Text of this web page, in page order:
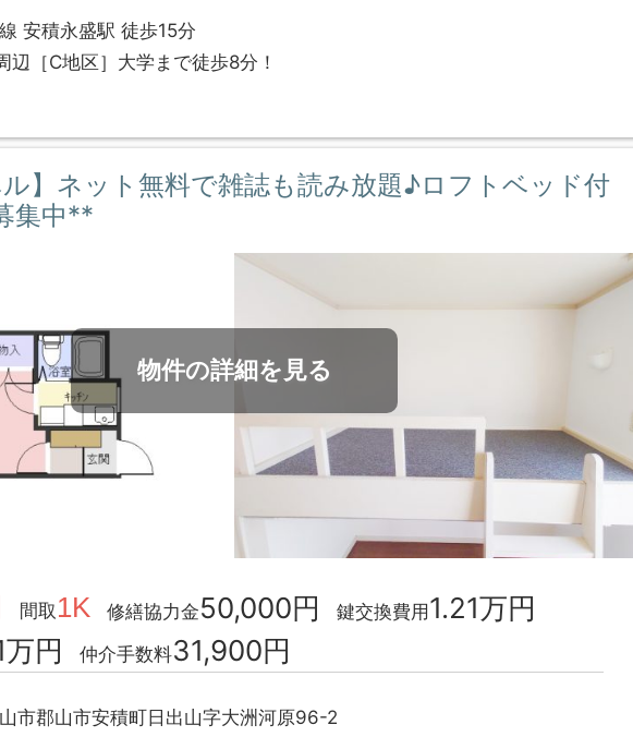
安積永盛駅 徒歩15分
辺［C地区］大学まで徒歩8分！
ル】ネット無料で雑誌も読み放題♪ロフトベッド付
集中**
物件の詳細を見る
間取 1K 修繕協力金50,000円 鍵交換費用1.21万円
万円 仲介手数料31,900円
市郡山市安積町日出山字大洲河原96-2